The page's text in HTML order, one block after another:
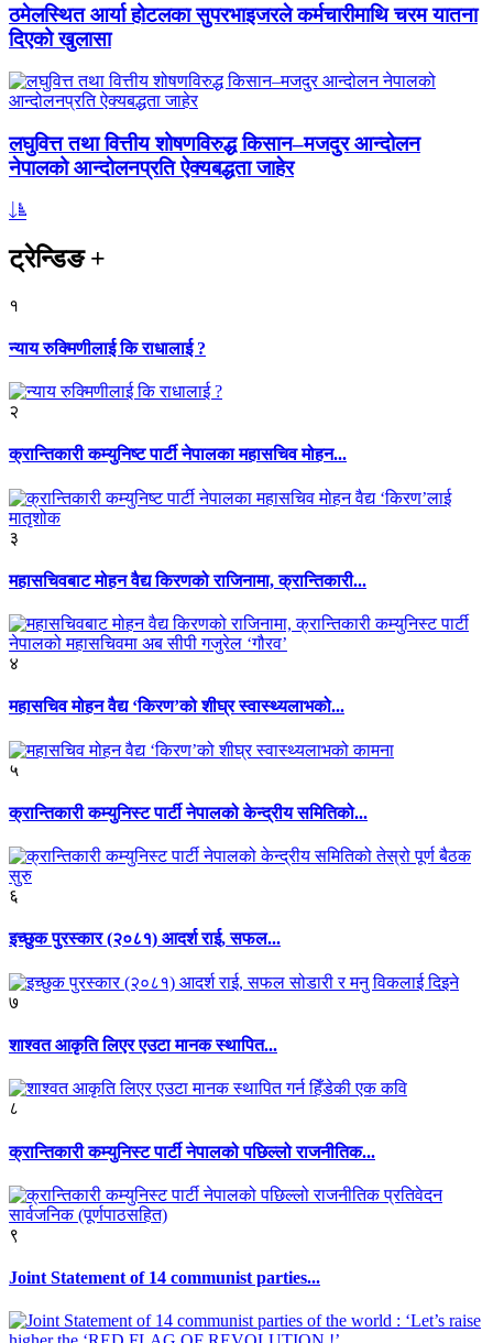
ठमेलस्थित आर्या होटलका सुपरभाइजरले कर्मचारीमाथि चरम यातना
दिएको खुलासा
लघुवित्त तथा वित्तीय शोषणविरुद्ध किसान–मजदुर आन्दोलन
नेपालको आन्दोलनप्रति ऐक्यबद्धता जाहेर
ट्रेन्डिङ+
१
न्याय रुक्मिणीलाई कि राधालाई ?
२
क्रान्तिकारी कम्युनिष्ट पार्टी नेपालका महासचिव मोहन...
३
महासचिवबाट मोहन वैद्य किरणको राजिनामा, क्रान्तिकारी...
४
महासचिव मोहन वैद्य ‘किरण’को शीघ्र स्वास्थ्यलाभको...
५
क्रान्तिकारी कम्युनिस्ट पार्टी नेपालको केन्द्रीय समितिको...
६
इच्छुक पुरस्कार (२०८१) आदर्श राई, सफल...
७
शाश्वत आकृति लिएर एउटा मानक स्थापित...
८
क्रान्तिकारी कम्युनिस्ट पार्टी नेपालको पछिल्लो राजनीतिक...
९
Joint Statement of 14 communist parties...